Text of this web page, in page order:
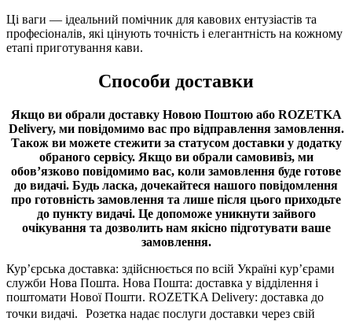
Ці ваги — ідеальний помічник для кавових ентузіастів та
професіоналів, які цінують точність і елегантність на кожному
етапі приготування кави.
Способи доставки
Якщо ви обрали доставку Новою Поштою або ROZETKA
Delivery, ми повідомимо вас про відправлення замовлення.
Також ви можете стежити за статусом доставки у додатку
обраного сервісу. Якщо ви обрали самовивіз, ми
обов’язково повідомимо вас, коли замовлення буде готове
до видачі. Будь ласка, дочекайтеся нашого повідомлення
про готовність замовлення та лише після цього приходьте
до пункту видачі. Це допоможе уникнути зайвого
очікування та дозволить нам якісно підготувати ваше
замовлення.
Кур’єрська доставка: здійснюється по всій Україні кур’єрами
служби Нова Пошта. Нова Пошта: доставка у відділення і
поштомати Нової Пошти. ROZETKA Delivery: доставка до
точки видачі. Розетка надає послуги доставки через свій